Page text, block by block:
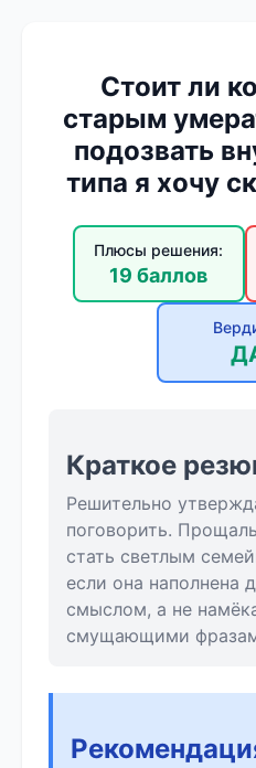
Стоит ли
старым
подозвать
типа я хочу
Плюсы решения:
19 баллов
Краткое
Решительно
поговорить.
стать светлым
если она наполнена
смыслом, а не
смущающими